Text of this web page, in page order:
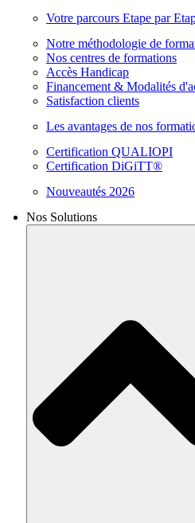
Votre parcours Etape par
Notre méthodologie de
Nos centres de formations
Accès Handicap
Financement & Modalités
Satisfaction clients
Les avantages de nos
Certification QUALIOPI
Certification DiGiTT®
Nouveautés 2026
Nos Solutions